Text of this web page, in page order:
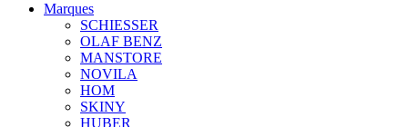
Marques
SCHIESSER
OLAF BENZ
MANSTORE
NOVILA
HOM
SKINY
HUBER